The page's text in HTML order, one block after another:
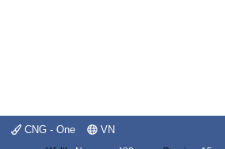
CNG - One VN